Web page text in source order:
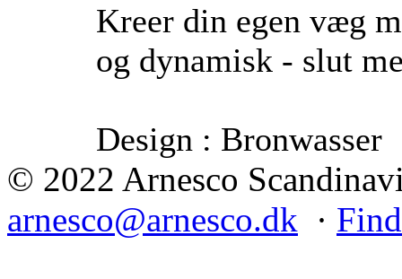
Kreer din egen væg
og dynamisk - slut
Design : Bronwasser
© 2022 Arnesco
arnesco@arnesco.dk ·